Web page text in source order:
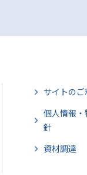
サイトの
個人情報
針
資材調達